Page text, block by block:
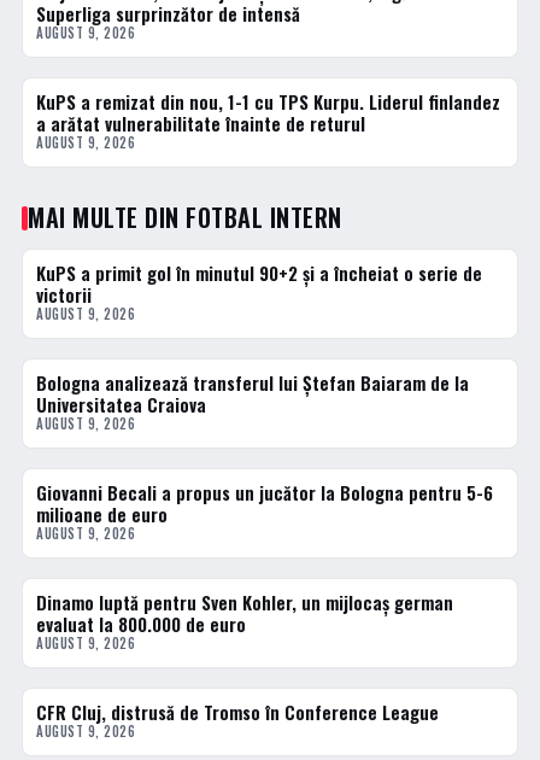
Superliga surprinzător de intensă
AUGUST 9, 2026
3 · TOP
KuPS a remizat din nou, 1-1 cu TPS Kurpu. Liderul finlandez
a arătat vulnerabilitate înainte de returul
AUGUST 9, 2026
MAI MULTE DIN FOTBAL INTERN
FOTBAL EXTERN
KuPS a primit gol în minutul 90+2 și a încheiat o serie de
victorii
AUGUST 9, 2026
FOTBAL EXTERN
Bologna analizează transferul lui Ștefan Baiaram de la
Universitatea Craiova
AUGUST 9, 2026
FOTBAL EXTERN
Giovanni Becali a propus un jucător la Bologna pentru 5-6
milioane de euro
AUGUST 9, 2026
FOTBAL INTERN
Dinamo luptă pentru Sven Kohler, un mijlocaș german
evaluat la 800.000 de euro
AUGUST 9, 2026
FOTBAL EXTERN
CFR Cluj, distrusă de Tromso în Conference League
AUGUST 9, 2026